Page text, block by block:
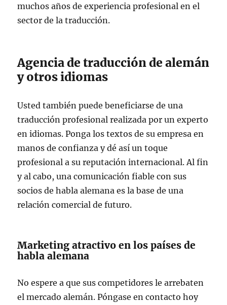
muchos años de experiencia profesional en el
sector de la traducción.
Agencia de traducción de alemán
y otros idiomas
Usted también puede beneficiarse de una
traducción profesional realizada por un experto
en idiomas. Ponga los textos de su empresa en
manos de confianza y dé así un toque
profesional a su reputación internacional. Al fin
y al cabo, una comunicación fiable con sus
socios de habla alemana es la base de una
relación comercial de futuro.
Marketing atractivo en los países de
habla alemana
No espere a que sus competidores le arrebaten
el mercado alemán. Póngase en contacto hoy